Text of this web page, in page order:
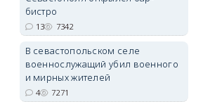
бистро
13 7342
В севастопольском селе
военнослужащий убил военного
и мирных жителей
4 7271